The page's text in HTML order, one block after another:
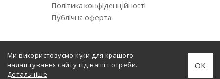
Політика конфіденційності
Публічна оферта
© 2012–2026 Levantin design. Copyright. All Rights Reserved.
Ми використовуємо куки для кращого
налаштування сайту під ваші потреби.
Детальніше
OK